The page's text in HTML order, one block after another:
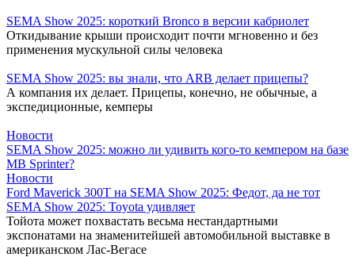
SEMA Show 2025: короткий Bronco в версии кабриолет
Откидывание крыши происходит почти мгновенно и без
применения мускульной силы человека
SEMA Show 2025: вы знали, что ARB делает прицепы?
А компания их делает. Прицепы, конечно, не обычные, а
экспедиционные, кемперы
Новости
SEMA Show 2025: можно ли удивить кого-то кемпером на базе
MB Sprinter?
Новости
Ford Maverick 300T на SEMA Show 2025: Федот, да не тот
SEMA Show 2025: Toyota удивляет
Тойота может похвастать весьма нестандартными
экспонатами на знаменитейшей автомобильной выставке в
американском Лас-Вегасе